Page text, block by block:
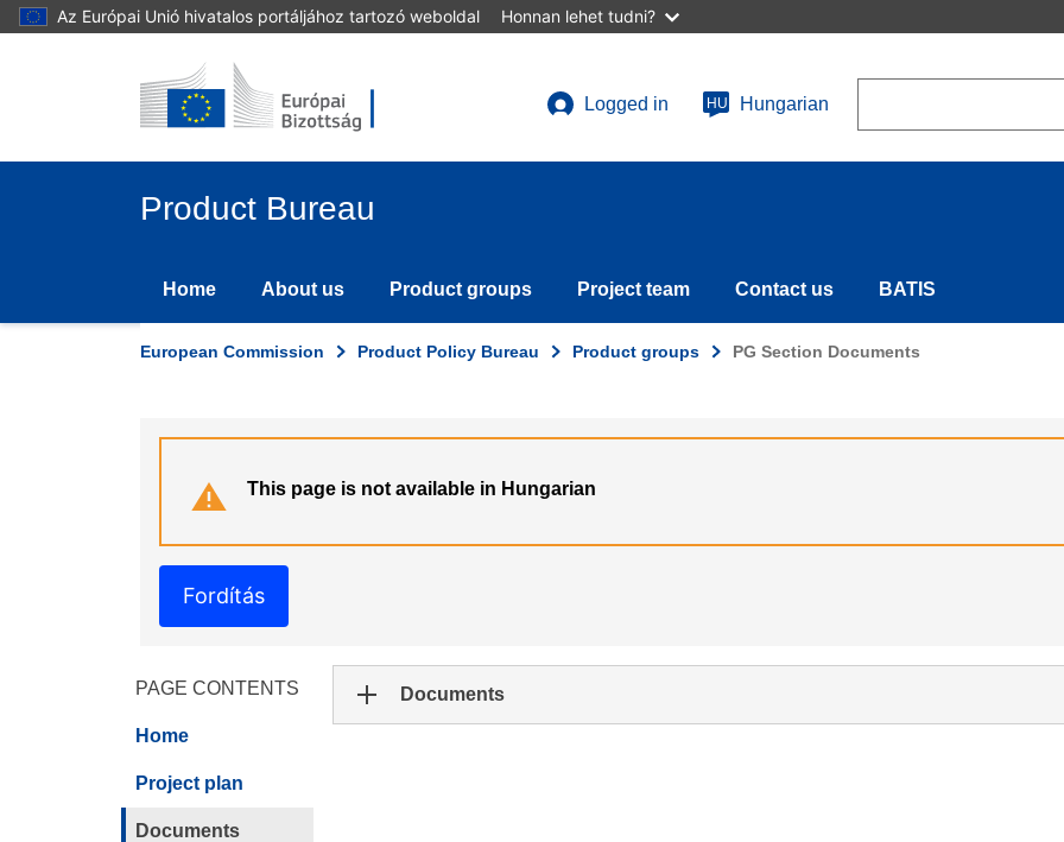
Skip
to
Az Európai Unió hivatalos portáljához tartozó weboldal Honnan lehet tudni?
User
Logged in HU Hungarian
Product Bureau
Home About us Product groups Project team Contact us BATIS
European Commission Product Policy Bureau Product groups PG Section Documents
This page is not available in Hungarian
Fordítás
PAGE CONTENTS
Home
Project plan
Documents
Documents